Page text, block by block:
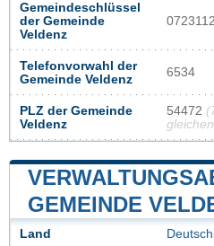
Gemeindeschlüssel
der Gemeinde
Veldenz
Telefonvorwahl der
Gemeinde Veldenz
6534
PLZ der Gemeinde
Veldenz
54472
GEMEINDE
Land